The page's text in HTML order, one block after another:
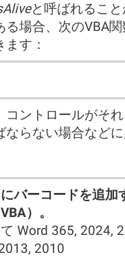
と呼ばれるこ
る場合、次のVBA
す：
コントロールがそれ
らない場合などに
バーコードを追加
）。
Word 365, 2024,
2010